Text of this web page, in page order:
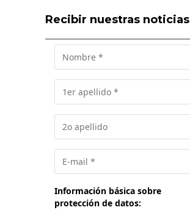
Recibir nuestras noticias
Información básica sobre
protección de datos: